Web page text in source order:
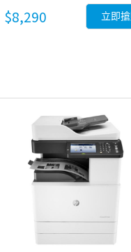
$8,290 立即